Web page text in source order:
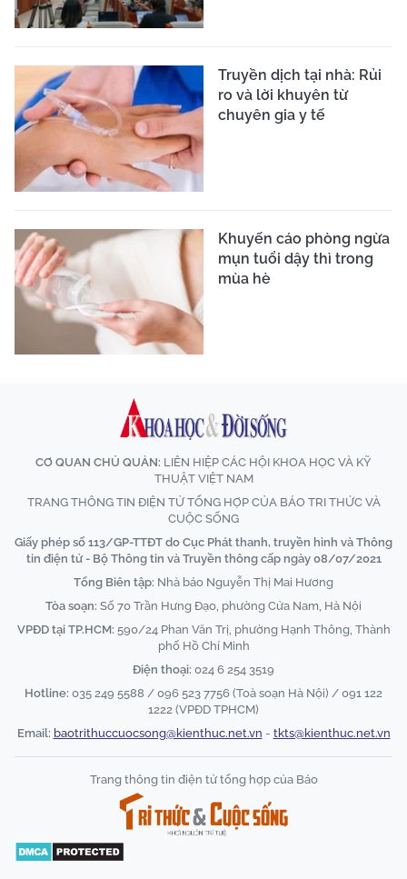
Truyền dịch tại nhà: Rủi
ro và lời khuyên từ
chuyên gia y tế
Khuyến cáo phòng ngừa
mụn tuổi dậy thì trong
mùa hè
CƠ QUAN CHỦ QUẢN: LIÊN HIỆP CÁC HỘI KHOA HỌC VÀ KỸ
THUẬT VIỆT NAM
TRANG THÔNG TIN ĐIỆN TỬ TỔNG HỢP CỦA BÁO TRI THỨC VÀ
CUỘC SỐNG
Giấy phép số 113/GP-TTĐT do Cục Phát thanh, truyền hình và Thông
tin điện tử - Bộ Thông tin và Truyền thông cấp ngày 08/07/2021
Tổng Biên tập: Nhà báo Nguyễn Thị Mai Hương
Tòa soạn: Số 70 Trần Hưng Đạo, phường Cửa Nam, Hà Nội
VPĐD tại TP.HCM: 590/24 Phan Văn Trị, phường Hạnh Thông, Thành
phố Hồ Chí Minh
Điện thoại: 024 6 254 3519
Hotline: 035 249 5588 / 096 523 7756 (Toà soạn Hà Nội) / 091 122
1222 (VPĐD TPHCM)
Email: baotrithuccuocsong@kienthuc.net.vn - tkts@kienthuc.net.vn
Trang thông tin điện tử tổng hợp của Báo